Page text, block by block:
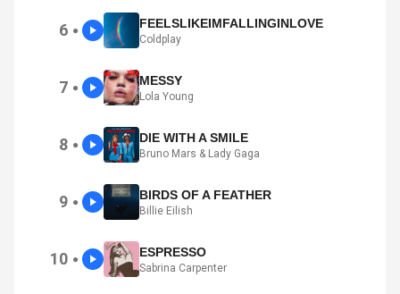
6 ● FEELSLIKEIMFALLINGINLOVE
Coldplay
7 ● MESSY
Lola Young
8 ● DIE WITH A SMILE
Bruno Mars & Lady Gaga
9 ● BIRDS OF A FEATHER
Billie Eilish
10 ● ESPRESSO
Sabrina Carpenter